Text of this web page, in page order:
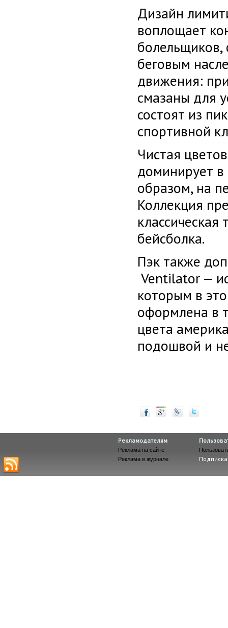
Дизайн
воплощает
беговым
движения:
смазаны для
состоят из
спортивной
Чистая
доминирует в
образом, на
Коллекция
бейсболка.
Пэк также
Ventilator —
которым в
оформлена в
цвета
подошвой и
Рекламодателям
Реклама на сайте
Реклама в журнале